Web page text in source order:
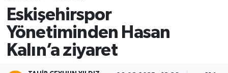
Eskişehirspor
Yönetiminden Hasan
Kalın’a ziyaret
Ekonomi
Sağlık
Eskişehir Namaz Vakitleri
Eskişehir Trafik Yoğunluk Haritası